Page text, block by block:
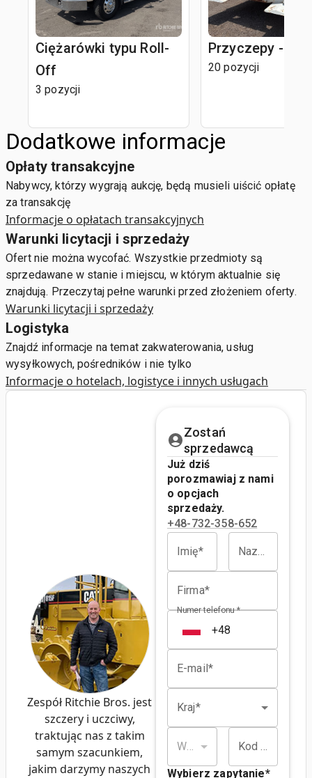
Ciężarówki typu Roll-
Off
3 pozycji
Przyczepy -
20 pozycji
Dodatkowe informacje
Opłaty transakcyjne
Nabywcy, którzy wygrają aukcję, będą musieli uiścić opłatę
za transakcję
Informacje o opłatach transakcyjnych
Warunki licytacji i sprzedaży
Ofert nie można wycofać. Wszystkie przedmioty są
sprzedawane w stanie i miejscu, w którym aktualnie się
znajdują. Przeczytaj pełne warunki przed złożeniem oferty.
Warunki licytacji i sprzedaży
Logistyka
Znajdź informacje na temat zakwaterowania, usług
wysyłkowych, pośredników i nie tylko
Informacje o hotelach, logistyce i innych usługach
Zostań
sprzedawcą
Już dziś
porozmawiaj z nami
o opcjach
sprzedaży.
+48-732-358-652
Imię* Nazwisko*
Firma*
Numer telefonu *
E-mail*
Kraj*
Województwo* Kod pocztowy*
Wybierz zapytanie*
Zespół Ritchie Bros. jest
szczery i uczciwy,
traktując nas z takim
samym szacunkiem,
jakim darzymy naszych